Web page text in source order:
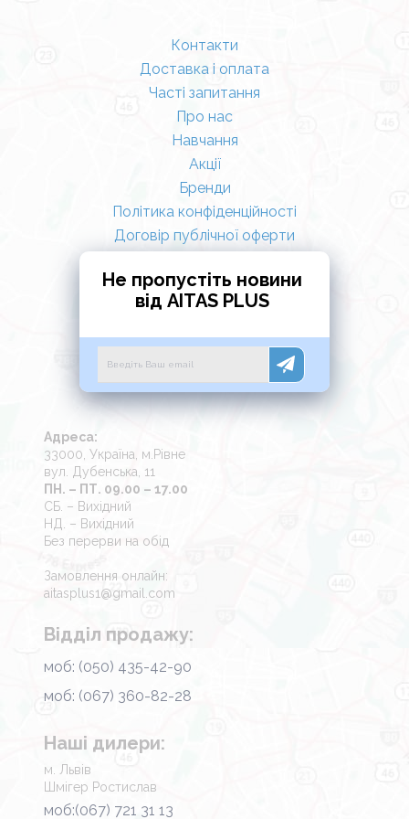
Контакти
Доставка і оплата
Часті запитання
Про нас
Навчання
Акції
Бренди
Політика конфіденційності
Договір публічної оферти
Не пропустіть новини
від AITAS PLUS
Адреса:
33000, Україна, м.Рівне
вул. Дубенська, 11
ПН. – ПТ. 09.00 – 17.00
СБ. – Вихідний
НД. – Вихідний
Без перерви на обід
Замовлення онлайн:
aitasplus1@gmail.com
Відділ продажу:
моб: (050) 435-42-90
моб: (067) 360-82-28
Наші дилери:
м. Львів
Шмігер Ростислав
моб:(067) 721 31 13